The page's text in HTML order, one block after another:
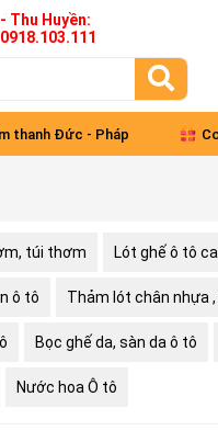
- Thu Huyền:
0918.103.111
thanh Đức - Pháp
túi thơm Lót ghế ô tô
ô tô Thảm lót chân nhựa
Bọc ghế da, sàn da ô tô
Nước hoa Ô tô